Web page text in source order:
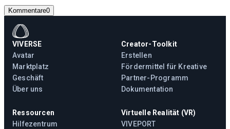
Kommentare0
VIVERSE
Avatar
Marktplatz
Geschäft
Über uns
Creator-Toolkit
Erstellen
Fördermittel für Kreative
Partner-Programm
Dokumentation
Ressourcen
Hilfezentrum
Virtuelle Realität (VR)
VIVEPORT